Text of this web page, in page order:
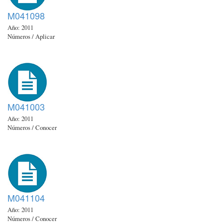
M041098
Año: 2011
Números / Aplicar
M041003
Año: 2011
Números / Conocer
M041104
Año: 2011
Números / Conocer